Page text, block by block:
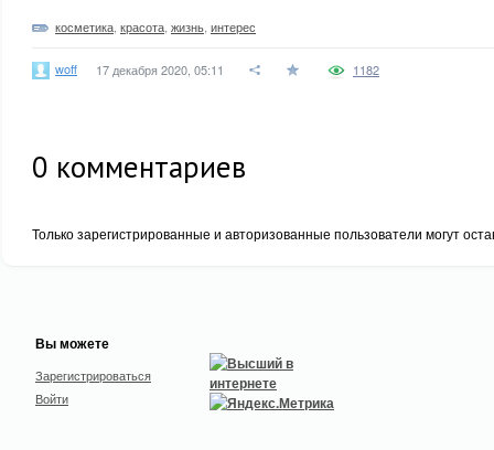
косметика красота жизнь интерес
woff 17 декабря 2020, 05:11 1182
0 комментариев
Только зарегистрированные и авторизованные пользователи могут
Вы можете
Зарегистрироваться
Войти